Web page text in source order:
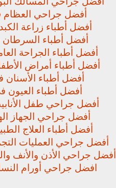
أفضل جراحي العظام
أفضل أطباء زراعة
أفضل أطباء السرطان
أفضل أطباء الجراحة
أفضل أطباء أمراض
أفضل أطباء الأسنان
أفضل أطباء العيون
أفضل جراحي طفل
أفضل جراحي الجهاز
أفضل أطباء العلاج
أفضل جراحي العمليات
أفضل جراحي الأذن والأنف
افضل جراحي أورام